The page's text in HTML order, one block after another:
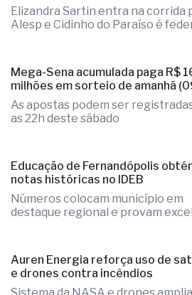
Elizandra Sartin entra na corrida
Alesp e Cidinho do Paraíso é
Mega-Sena acumulada paga R$
milhões em sorteio de amanhã
As apostas podem ser
as 22h deste sábado
Educação de Fernandópolis
notas históricas no IDEB
Números colocam município em
destaque regional e provam
Auren Energia reforça uso de
e drones contra incêndios